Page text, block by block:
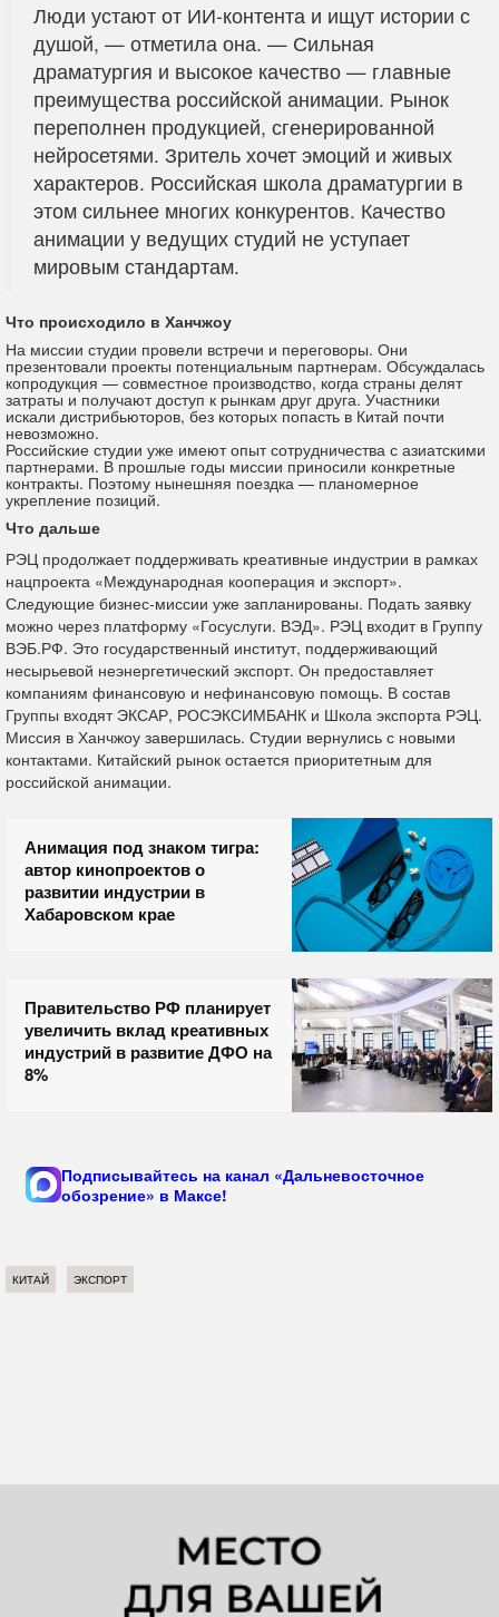
Люди устают от ИИ-контента и ищут истории с
душой, — отметила она. — Сильная
драматургия и высокое качество — главные
преимущества российской анимации. Рынок
переполнен продукцией, сгенерированной
нейросетями. Зритель хочет эмоций и живых
характеров. Российская школа драматургии в
этом сильнее многих конкурентов. Качество
анимации у ведущих студий не уступает
мировым стандартам.
Что происходило в Ханчжоу
На миссии студии провели встречи и переговоры. Они
презентовали проекты потенциальным партнерам. Обсуждалась
копродукция — совместное производство, когда страны делят
затраты и получают доступ к рынкам друг друга. Участники
искали дистрибьюторов, без которых попасть в Китай почти
невозможно.
Российские студии уже имеют опыт сотрудничества с азиатскими
партнерами. В прошлые годы миссии приносили конкретные
контракты. Поэтому нынешняя поездка — планомерное
укрепление позиций.
Что дальше
РЭЦ продолжает поддерживать креативные индустрии в рамках
нацпроекта «Международная кооперация и экспорт».
Следующие бизнес-миссии уже запланированы. Подать заявку
можно через платформу «Госуслуги. ВЭД». РЭЦ входит в Группу
ВЭБ.РФ. Это государственный институт, поддерживающий
несырьевой неэнергетический экспорт. Он предоставляет
компаниям финансовую и нефинансовую помощь. В состав
Группы входят ЭКСАР, РОСЭКСИМБАНК и Школа экспорта РЭЦ.
Миссия в Ханчжоу завершилась. Студии вернулись с новыми
контактами. Китайский рынок остается приоритетным для
российской анимации.
Анимация под знаком тигра:
автор кинопроектов о
развитии индустрии в
Хабаровском крае
Правительство РФ планирует
увеличить вклад креативных
индустрий в развитие ДФО на
8%
Подписывайтесь на канал «Дальневосточное
обозрение» в Максе!
КИТАЙ ЭКСПОРТ